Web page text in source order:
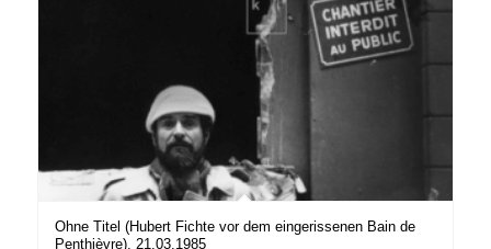
Ohne Titel (Hubert Fichte vor dem eingerissenen Bain de
Penthièvre), 21.03.1985